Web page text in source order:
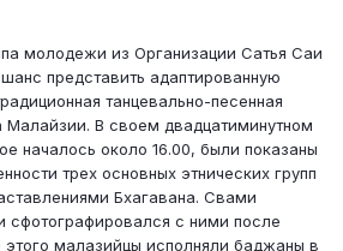
молодежи из Организации Сатья Саи
представить адаптированную
танцевально-песенная
Малайзии. В своем двадцатиминутном
началось около 16.00, были показаны
трех основных этнических групп
Бхагавана. Свами
сфотографировался с ними после
этого малазийцы исполняли баджаны в